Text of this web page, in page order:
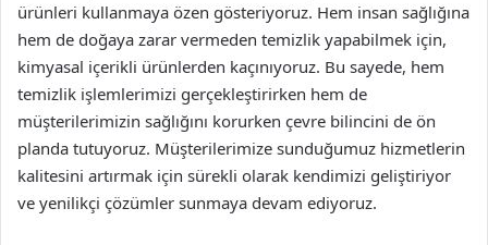
ürünleri kullanmaya özen gösteriyoruz. Hem insan sağlığına
hem de doğaya zarar vermeden temizlik yapabilmek için,
kimyasal içerikli ürünlerden kaçınıyoruz. Bu sayede, hem
temizlik işlemlerimizi gerçekleştirirken hem de
müşterilerimizin sağlığını korurken çevre bilincini de ön
planda tutuyoruz. Müşterilerimize sunduğumuz hizmetlerin
kalitesini artırmak için sürekli olarak kendimizi geliştiriyor
ve yenilikçi çözümler sunmaya devam ediyoruz.